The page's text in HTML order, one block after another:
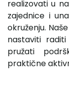
realizovati u
zajednice i
okruženju.
nastaviti
pružati
praktične